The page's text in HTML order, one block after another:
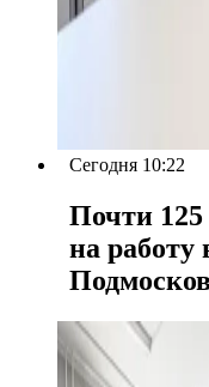
Сегодня 10:22
Почти
на работу